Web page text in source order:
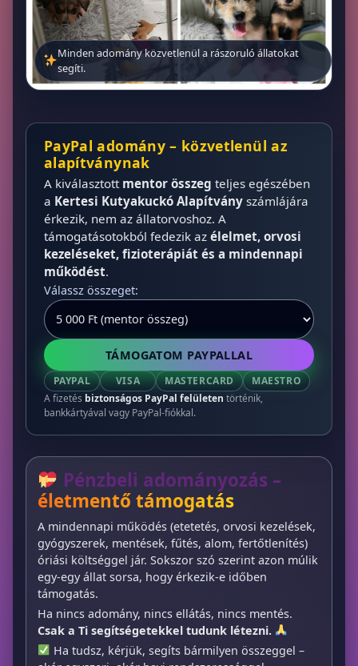
Minden adomány közvetlenül a rászoruló állatokat
segíti.
PayPal adomány – közvetlenül az
alapítványnak
A kiválasztott mentor összeg teljes egészében
a Kertesi Kutyakuckó Alapítvány számlájára
érkezik, nem az állatorvoshoz. A
támogatásotokból fedezik az élelmet, orvosi
kezeléseket, fizioterápiát és a mindennapi
működést.
Válassz összeget:
TÁMOGATOM PAYPALLAL
PAYPAL VISA MASTERCARD
MAESTRO
A fizetés biztonságos PayPal felületen történik,
bankkártyával vagy PayPal-fiókkal.
Pénzbeli adományozás –
életmentő támogatás
A mindennapi működés (etetetés, orvosi kezelések,
gyógyszerek, mentések, fűtés, alom, fertőtlenítés)
óriási költséggel jár. Sokszor szó szerint azon múlik
egy-egy állat sorsa, hogy érkezik-e időben
támogatás.
Ha nincs adomány, nincs ellátás, nincs mentés.
Csak a Ti segítségetekkel tudunk létezni.
Ha tudsz, kérjük, segíts bármilyen összeggel –